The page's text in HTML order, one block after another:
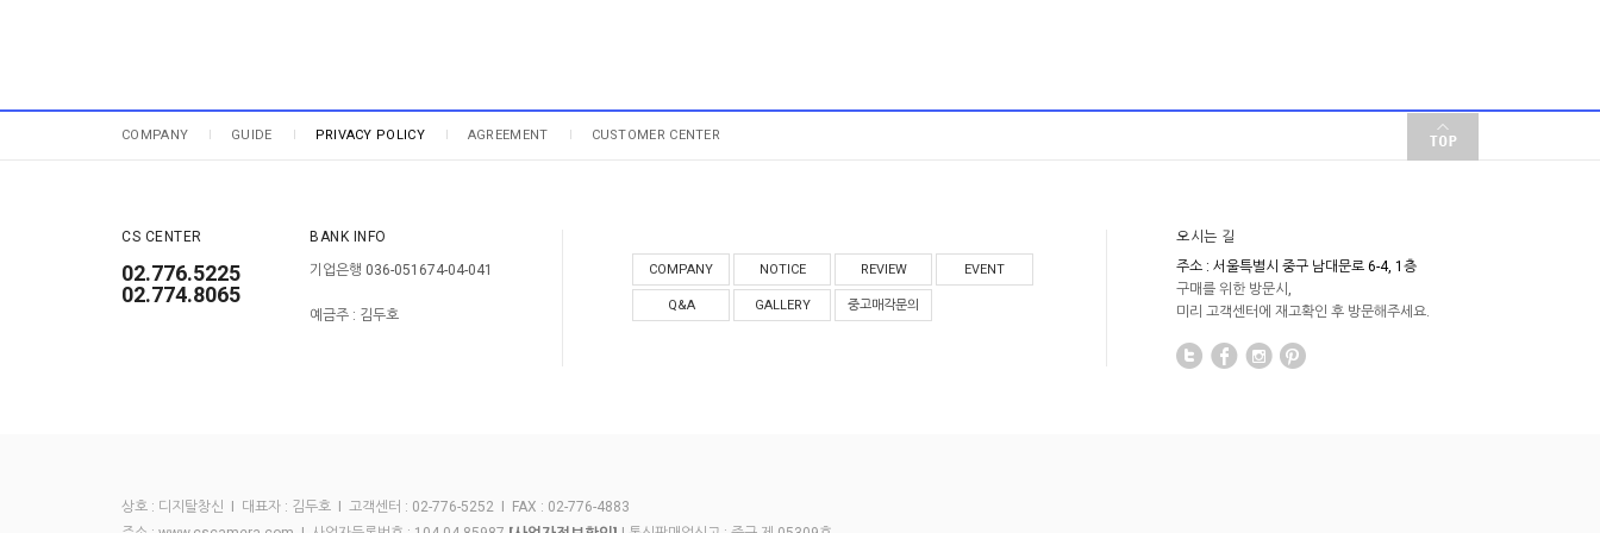
COMPANY GUIDE PRIVACY POLICY AGREEMENT CUSTOMER CENTER
CS CENTER
02.776.5225
02.774.8065
BANK INFO
기업은행 036-051674-04-041
예금주 : 김두호
COMPANY NOTICE REVIEW EVENT
Q&A GALLERY 중고매각문의
오시는 길
주소 : 서울특별시 중구 남대문로 6-4, 1층
구매를 위한 방문시,
미리 고객센터에 재고확인 후 방문해주세요.
상호 : 디지탈창신 I 대표자 : 김두호 I 고객센터 : 02-776-5252 I FAX : 02-776-4883